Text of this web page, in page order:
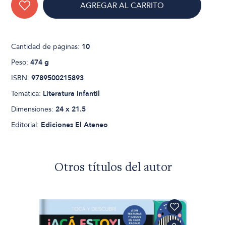
AGREGAR AL CARRITO
Cantidad de páginas: 10
Peso:474 g
ISBN:9789500215893
Temática: Literatura Infantil
Dimensiones:24 x 21.5
Editorial: Ediciones El Ateneo
Otros títulos del autor